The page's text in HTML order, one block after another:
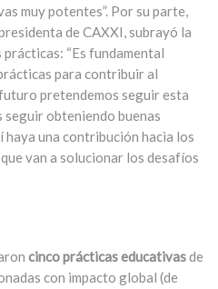
muy potentes”. Por su parte,
de CAXXI, subrayó la
“Es fundamental
para contribuir al
pretendemos seguir esta
obteniendo buenas
haya una contribución hacia los
van a solucionar los desafíos
cinco prácticas educativasde
con impacto global (de